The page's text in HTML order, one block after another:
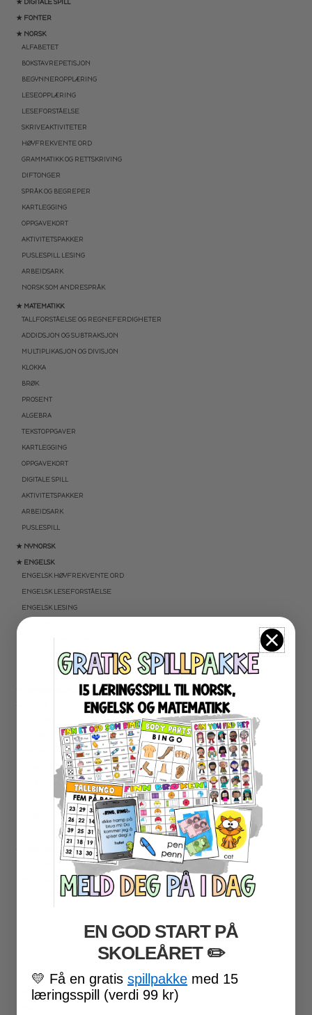
★ FONTER
★ NORSK
ALFABETET
BOKSTAVREPETISJON
BEGYNNEROPPLÆRING
LESEOPPLÆRING
LESEFORSTÅELSE
SKRIVEAKTIVITETER
HØYFREKVENTE ORD
GRAMMATIKK OG RETTSKRIVING
DIFTONGER
SPRÅK OG BEGREPER
KARTLEGGING
OPPGAVEKORT
AKTIVITETSPAKKER
PUSLESPILL LESING
ARBEIDSARK
NORSK SOM ANDRESPRÅK
★ MATEMATIKK
TALLFORSTÅELSE OG REGNEFERDIGHETER
ADDIDSJON OG SUBTRAKSJON
MULTIPLIKASJON OG DIVISJON
KLOKKA
BRØK
PROSENT
ALGEBRA
TEKSTOPPGAVER
KARTLEGGING
OPPGAVEKORT
DIGITALE SPILL
AKTIVITETSPAKKER
ARBEIDSARK
PUSLESPILL
★ NYNORSK
★ ENGELSK
ENGELSK HØYFREKVENTE ORD
ENGELSK LESEFORSTÅELSE
ENGELSK LESING
ENGELSK SKRIVING
ENGELSK GRAMATIKK
ENGELSK ORD- OG BEGREPER
ENGELSK MUNTLIG
★ NORDSAMISK MATERIELL
LESEKORT FAKTA
FAKTASERIE LESING
VI SKRIVER
SPRÅKSPIRALEN
MATTESPIRALEN
LA OSS REGNE ØVEBØKER
ESCAPE ROOM
★ SESONG OG HØYTIDER
OLYMPISKE LEKER
100 SKOLEDAGER
FOTBALL-VM
SKOLESLUTT
EN GOD START PÅ
SKOLEÅRET​ ✏️
💛 Få en gratis spillpakke med 15
læringsspill (verdi 99 kr)